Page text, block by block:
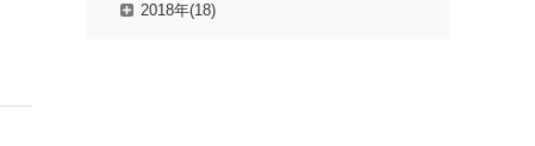
2018年(18)